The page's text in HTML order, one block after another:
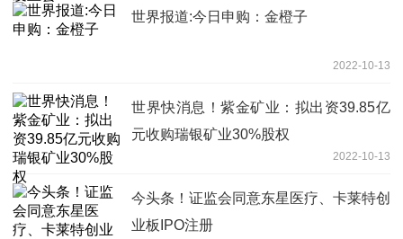
世界报道:今日申购：金橙子
2022-10-13
世界快消息！紫金矿业：拟出资39.85亿
元收购瑞银矿业30%股权
2022-10-13
今头条！证监会同意东星医疗、卡莱特创
业板IPO注册